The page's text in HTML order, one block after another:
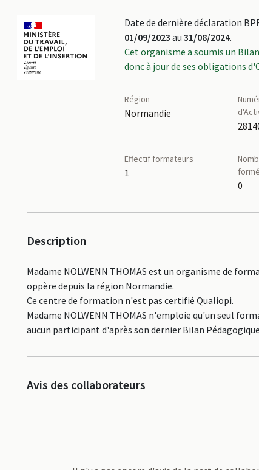
Date de dernière déclaration
01/09/2023 au 31/08/2024.
Cet organisme a soumis un
donc à jour de ses obligations
Région
Normandie
Effectif formateurs
1
0
Description
Madame NOLWENN THOMAS est un organisme de
oppère depuis la région Normandie.
Ce centre de formation n'est pas certifié Qualiopi.
Madame NOLWENN THOMAS n'emploie qu'un seul
aucun participant d'après son dernier Bilan
Avis des collaborateurs